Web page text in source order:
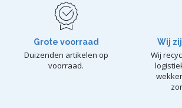
Grote voorraad
Duizenden artikelen op
voorraad.
Wij
Wij